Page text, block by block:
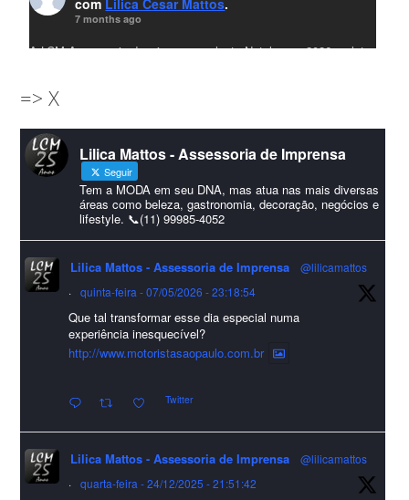
com Lilica Cesar Mattos.
7 months ago
A LCM Assessoria deseja um excelente Natal e um 2026 repleto
amigos que sempre nos acompanham!🎄✨🥂❤️
#lcmassessoriassessoria#natal #merrychristmas #felizanonovo
#HappyNewYear
Foto
Visualizar no Facebook · Compartilhar
Lilica Mattos - Assessoria de Imprensa
9 months ago
A Abrafas - Associação Brasileira de Fibras Artificiais e
Sintéticas foi destaque na Revista Química e Derivados, na
incertezas do mercado global".
Confira detalhes 🗞📰📈
#sustentabilidade #FibrasSintéticas #EconomiaCircular #Abrafas
#IndústriaTêxtil
=> X
Lilica Mattos - Assessoria de Imprensa
Seguir
Tem a MODA em seu DNA, mas atua nas mais diversas
áreas como beleza, gastronomia, decoração, negócios e
lifestyle. 📞(11) 99985-4052
Lilica Mattos - Assessoria de Imprensa
@lilicamattos
·
quinta-feira - 07/05/2026 - 23:18:54
Que tal transformar esse dia especial numa
experiência inesquecível?
http://www.motoristasaopaulo.com.br
Twitter
Lilica Mattos - Assessoria de Imprensa
@lilicamattos
·
quarta-feira - 24/12/2025 - 21:51:42